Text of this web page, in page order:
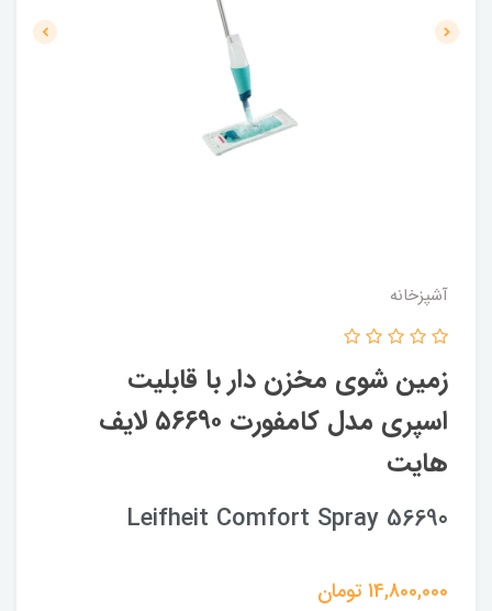
آشپزخانه
زمین شوی مخزن دار با قابلیت
اسپری مدل کامفورت ۵۶۶۹۰ لایف
هایت
Leifheit Comfort Spray 56690
14,800,000تومان